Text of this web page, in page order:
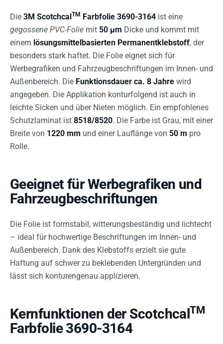
Die 3M ScotchcalTM Farbfolie 3690-3164 ist eine
gegossene PVC-Folie mit 50 µm Dicke und kommt mit
einem lösungsmittelbasierten Permanentklebstoff, der
besonders stark haftet. Die Folie eignet sich für
Werbegrafiken und Fahrzeugbeschriftungen im Innen- und
Außenbereich. Die Funktionsdauer ca. 8 Jahre wird
angegeben. Die Applikation konturfolgend ist auch in
leichte Sicken und über Nieten möglich. Ein empfohlenes
Schutzlaminat ist 8518/8520. Die Farbe ist Grau, mit einer
Breite von 1220 mm und einer Lauflänge von 50 m pro
Rolle.
Geeignet für Werbegrafiken und
Fahrzeugbeschriftungen
Die Folie ist formstabil, witterungsbeständig und lichtecht
– ideal für hochwertige Beschriftungen im Innen- und
Außenbereich. Dank des Klebstoffs erzielt sie gute
Haftung auf schwer zu beklebenden Untergründen und
lässt sich konturengenau applizieren.
Kernfunktionen der ScotchcalTM
Farbfolie 3690-3164